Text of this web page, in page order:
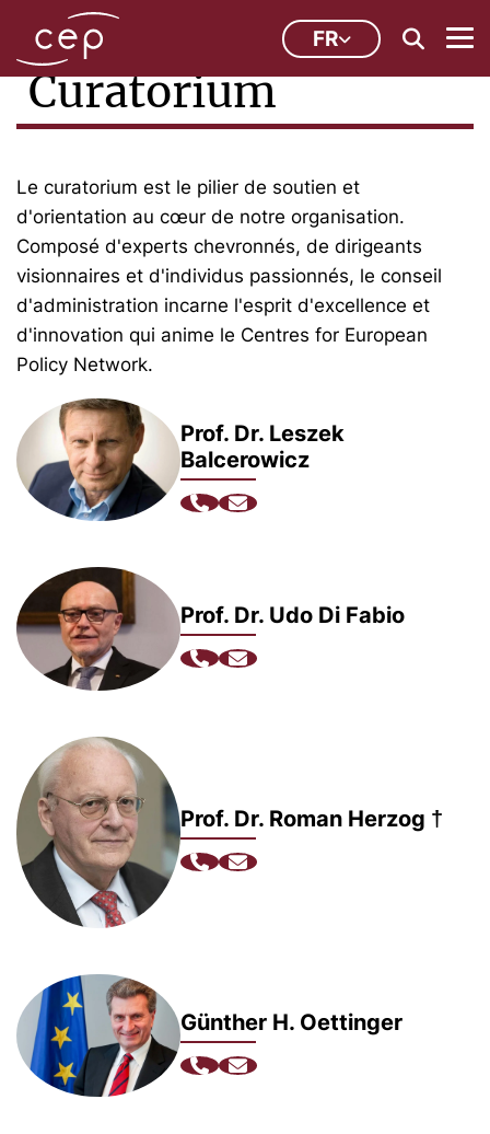
FR
Curatorium
Le curatorium est le pilier de soutien et
d'orientation au cœur de notre organisation.
Composé d'experts chevronnés, de dirigeants
visionnaires et d'individus passionnés, le conseil
d'administration incarne l'esprit d'excellence et
d'innovation qui anime le Centres for European
Policy Network.
Prof. Dr. Leszek
Balcerowicz
Prof. Dr. Udo Di Fabio
Prof. Dr. Roman Herzog †
Günther H. Oettinger